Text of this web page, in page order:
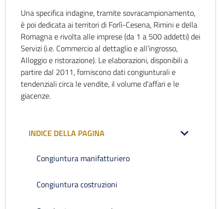
Una specifica indagine, tramite sovracampionamento,
è poi dedicata ai territori di Forlì-Cesena, Rimini e della
Romagna e rivolta alle imprese (da 1 a 500 addetti) dei
Servizi (i.e. Commercio al dettaglio e all’ingrosso,
Alloggio e ristorazione). Le elaborazioni, disponibili a
partire dal 2011, forniscono dati congiunturali e
tendenziali circa le vendite, il volume d’affari e le
giacenze.
INDICE DELLA PAGINA
Congiuntura manifatturiero
Congiuntura costruzioni